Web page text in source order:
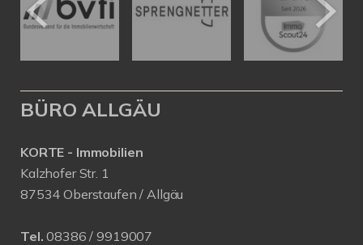
BÜRO ALLGÄU
KORTE - Immobilien
Kalzhofer Str. 1
87534 Oberstaufen / Allgäu
Tel. 08386 / 9919007